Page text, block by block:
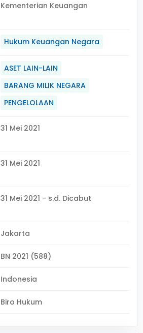
Kementerian Keuangan
Hukum Keuangan Negara
ASET LAIN-LAIN
BARANG MILIK NEGARA
PENGELOLAAN
31 Mei 2021
31 Mei 2021
31 Mei 2021 - s.d. Dicabut
Jakarta
BN 2021 (588)
Indonesia
Biro Hukum